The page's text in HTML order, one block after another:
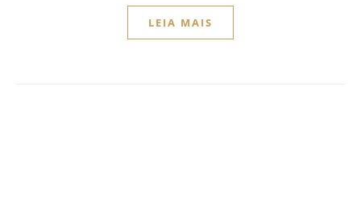
LEIA MAIS